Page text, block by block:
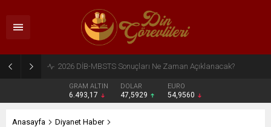
2026 DİB-MBSTS Ne Zaman?
GRAM ALTIN
6.493,17
DOLAR
47,5929
EURO
54,9560
Anasayfa
Diyanet Haber